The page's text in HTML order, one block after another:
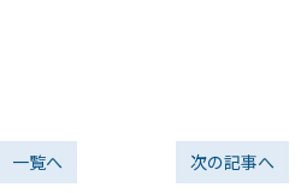
一覧へ 次の記事へ